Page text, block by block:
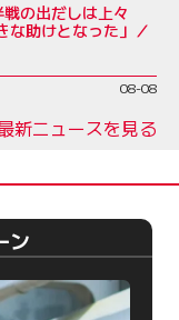
の出だしは上々
な助けとなった」／
08-08
新ニュースを見る
ン